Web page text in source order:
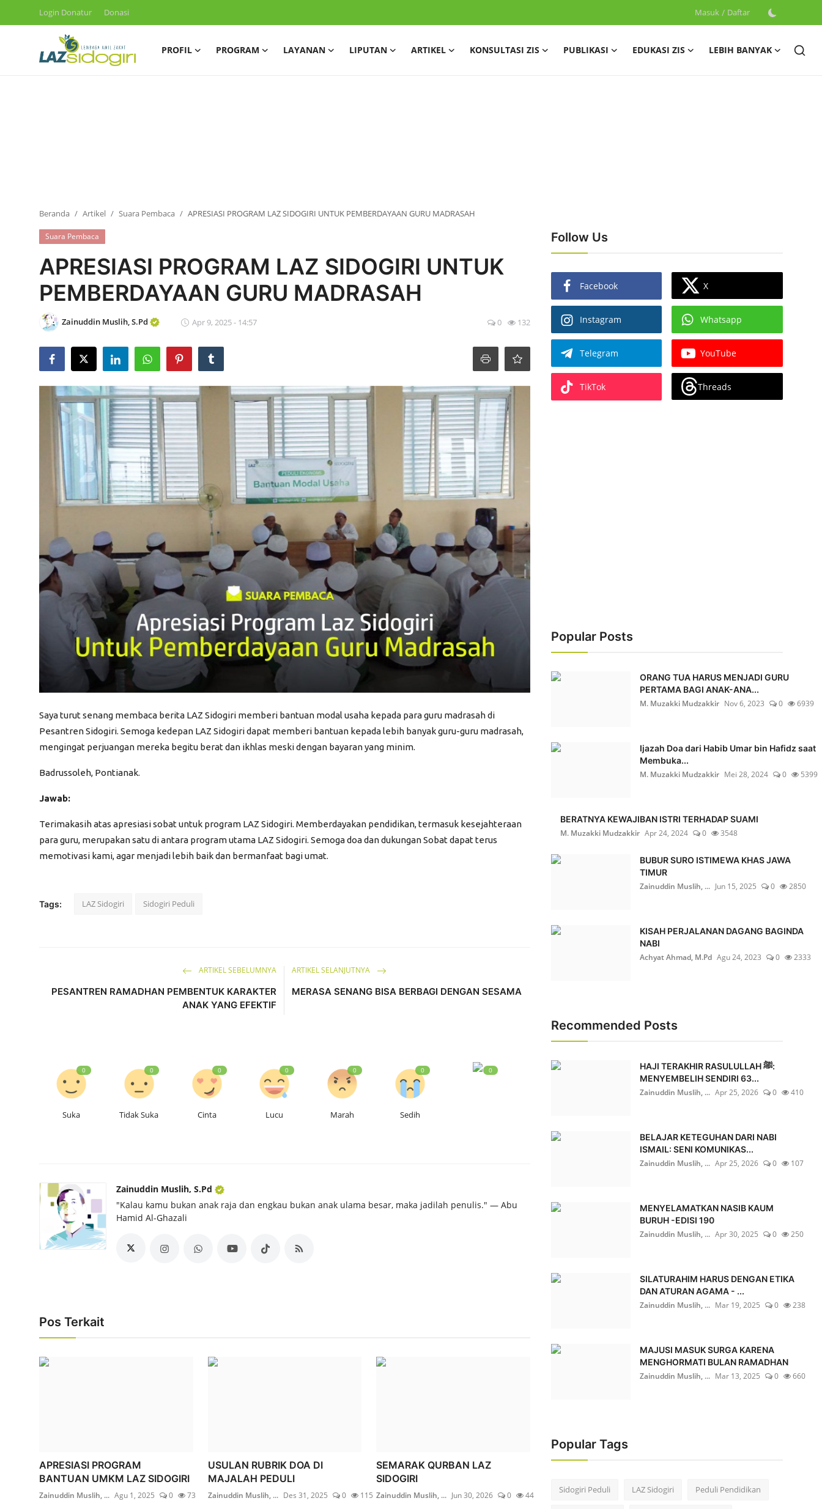
Login Donatur Donasi Masuk / Daftar
PROFIL PROGRAM LAYANAN LIPUTAN ARTIKEL KONSULTASI ZIS PUBLIKASI EDUKASI ZIS
LEBIH BANYAK
Konsultasi ZIS
Publikasi
Edukasi ZIS
Contact
Majalah
Gallery
Beranda Artikel Suara Pembaca APRESIASI PROGRAM LAZ SIDOGIRI UNTUK PEMBERDAYAAN GURU MADRASAH
Suara Pembaca
APRESIASI PROGRAM LAZ SIDOGIRI UNTUK
PEMBERDAYAAN GURU MADRASAH
Zainuddin Muslih, S.Pd Apr 9, 2025 - 14:57 0 132
Saya turut senang membaca berita LAZ Sidogiri memberi bantuan modal usaha kepada para guru madrasah di
Pesantren Sidogiri. Semoga kedepan LAZ Sidogiri dapat memberi bantuan kepada lebih banyak guru-guru madrasah,
mengingat perjuangan mereka begitu berat dan ikhlas meski dengan bayaran yang minim.
Badrussoleh, Pontianak.
Jawab:
Terimakasih atas apresiasi sobat untuk program LAZ Sidogiri. Memberdayakan pendidikan, termasuk kesejahteraan
para guru, merupakan satu di antara program utama LAZ Sidogiri. Semoga doa dan dukungan Sobat dapat terus
memotivasi kami, agar menjadi lebih baik dan bermanfaat bagi umat.
Tags: LAZ Sidogiri Sidogiri Peduli
ARTIKEL SEBELUMNYA
PESANTREN RAMADHAN PEMBENTUK KARAKTER
ANAK YANG EFEKTIF
ARTIKEL SELANJUTNYA
MERASA SENANG BISA BERBAGI DENGAN SESAMA
0
Suka
0
Tidak Suka
0
Cinta
0
Lucu
0
Marah
0
Sedih
0
Zainuddin Muslih, S.Pd
"Kalau kamu bukan anak raja dan engkau bukan anak ulama besar, maka jadilah penulis." ― Abu
Hamid Al-Ghazali
Pos Terkait
APRESIASI PROGRAM
BANTUAN UMKM LAZ SIDOGIRI
Zainuddin Muslih, ... Agu 1, 2025 0 73
USULAN RUBRIK DOA DI
MAJALAH PEDULI
Zainuddin Muslih, ... Des 31, 2025 0 115
SEMARAK QURBAN LAZ
SIDOGIRI
Zainuddin Muslih, ... Jun 30, 2026 0 44
Follow Us
Facebook X
Instagram Whatsapp
Telegram YouTube
TikTok Threads
Popular Posts
ORANG TUA HARUS MENJADI GURU
PERTAMA BAGI ANAK-ANA...
M. Muzakki Mudzakkir Nov 6, 2023 0 6939
Ijazah Doa dari Habib Umar bin Hafidz saat
Membuka...
M. Muzakki Mudzakkir Mei 28, 2024 0 5399
BERATNYA KEWAJIBAN ISTRI TERHADAP SUAMI
M. Muzakki Mudzakkir Apr 24, 2024 0 3548
BUBUR SURO ISTIMEWA KHAS JAWA
TIMUR
Zainuddin Muslih, ... Jun 15, 2025 0 2850
KISAH PERJALANAN DAGANG BAGINDA
NABI
Achyat Ahmad, M.Pd Agu 24, 2023 0 2333
Recommended Posts
HAJI TERAKHIR RASULULLAH ﷺ:
MENYEMBELIH SENDIRI 63...
Zainuddin Muslih, ... Apr 25, 2026 0 410
BELAJAR KETEGUHAN DARI NABI
ISMAIL: SENI KOMUNIKAS...
Zainuddin Muslih, ... Apr 25, 2026 0 107
MENYELAMATKAN NASIB KAUM
BURUH -EDISI 190
Zainuddin Muslih, ... Apr 30, 2025 0 250
SILATURAHIM HARUS DENGAN ETIKA
DAN ATURAN AGAMA - ...
Zainuddin Muslih, ... Mar 19, 2025 0 238
MAJUSI MASUK SURGA KARENA
MENGHORMATI BULAN RAMADHAN
Zainuddin Muslih, ... Mar 13, 2025 0 660
Popular Tags
Sidogiri Peduli LAZ Sidogiri Peduli Pendidikan